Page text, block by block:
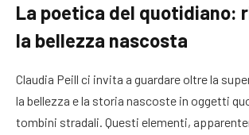
La poetica del quotidiano:
la bellezza nascosta
Claudia Peill ci invita a guardare oltre la
la bellezza e la storia nascoste in oggetti
tombini stradali. Questi elementi,